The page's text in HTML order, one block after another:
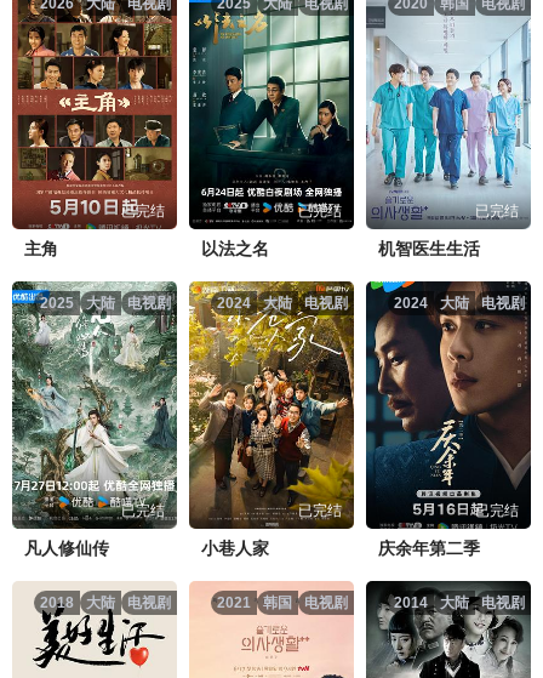
第40集
赴山海第07集.mp4 点击复制地址
赴山海第08集.mp4 点击复制地址
赴山海第09集.mp4 点击复制地址
赴山海第10集.mp4 点击复制地址
赴山海第11集.mp4 点击复制地址
赴山海第12集.mp4 点击复制地址
赴山海第13集.mp4 点击复制地址
赴山海第14集.mp4 点击复制地址
赴山海第15集.mp4 点击复制地址
赴山海第16集.mp4 点击复制地址
电视剧
大陆
2026
已完结
主角
电视剧
大陆
2025
已完结
以法之名
电视剧
韩国
2020
已完结
机智医生生活
电视剧
大陆
2025
已完结
凡人修仙传
电视剧
大陆
2024
已完结
小巷人家
电视剧
大陆
2024
已完结
庆余年第二季
电视剧
大陆
2018 电视剧
韩国
2021 电视剧
大陆
2014